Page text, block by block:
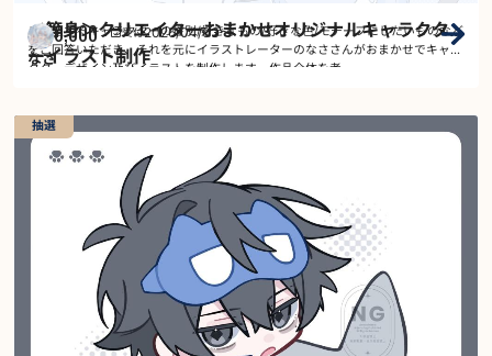
＜等身＞クリエイターおまかせオリジナルキャラクタ
ーイラスト制作
なさ
ご希望するキャラクターの性別/好きなもの/好きな色/モチーフにしたいものなど
をご回答いただき、それを元にイラストレーターのなささんがおまかせでキャラ
クターデザイン及びイラストを制作します。作品全体を考…
￥50,000 受付2026/04/03～
抽選